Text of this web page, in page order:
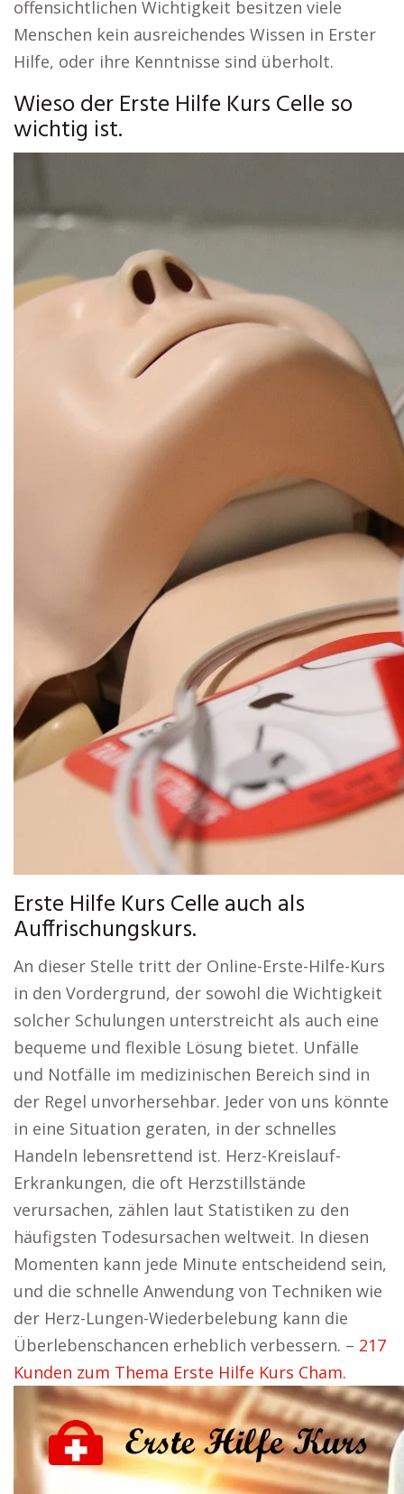
offensichtlichen Wichtigkeit besitzen viele
Menschen kein ausreichendes Wissen in Erster
Hilfe, oder ihre Kenntnisse sind überholt.
Wieso der Erste Hilfe Kurs Celle so
wichtig ist.
Erste Hilfe Kurs Celle auch als
Auffrischungskurs.
An dieser Stelle tritt der Online-Erste-Hilfe-Kurs
in den Vordergrund, der sowohl die Wichtigkeit
solcher Schulungen unterstreicht als auch eine
bequeme und flexible Lösung bietet. Unfälle
und Notfälle im medizinischen Bereich sind in
der Regel unvorhersehbar. Jeder von uns könnte
in eine Situation geraten, in der schnelles
Handeln lebensrettend ist. Herz-Kreislauf-
Erkrankungen, die oft Herzstillstände
verursachen, zählen laut Statistiken zu den
häufigsten Todesursachen weltweit. In diesen
Momenten kann jede Minute entscheidend sein,
und die schnelle Anwendung von Techniken wie
der Herz-Lungen-Wiederbelebung kann die
Überlebenschancen erheblich verbessern. – 217
Kunden zum Thema Erste Hilfe Kurs Cham.